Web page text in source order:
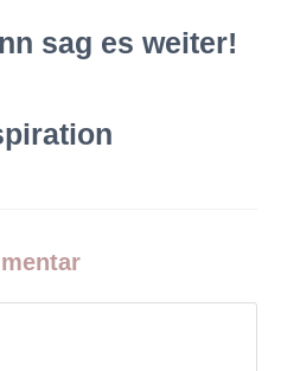
sag es weiter!